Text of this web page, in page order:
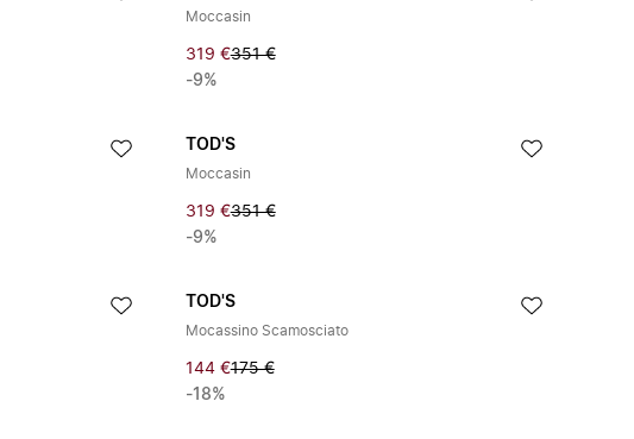
Moccasin
319 €351 €
-9%
TOD'S
Moccasin
319 €351 €
-9%
TOD'S
Mocassino Scamosciato
144 €175 €
-18%